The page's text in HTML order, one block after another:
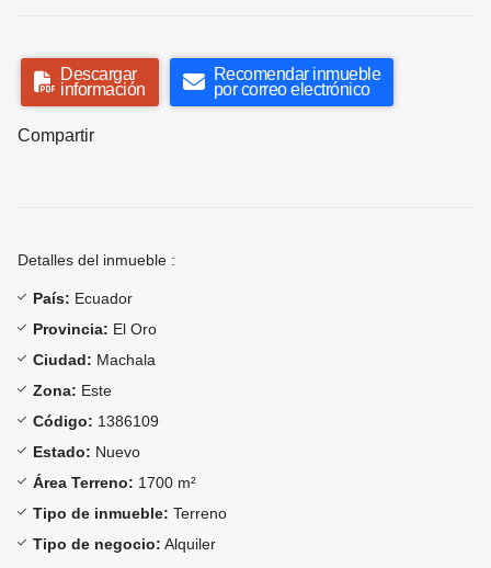
Descargar
información
Recomendar inmueble
por correo electrónico
Compartir
Detalles del inmueble :
País: Ecuador
Provincia: El Oro
Ciudad: Machala
Zona: Este
Código: 1386109
Estado: Nuevo
Área Terreno: 1700 m²
Tipo de inmueble: Terreno
Tipo de negocio: Alquiler